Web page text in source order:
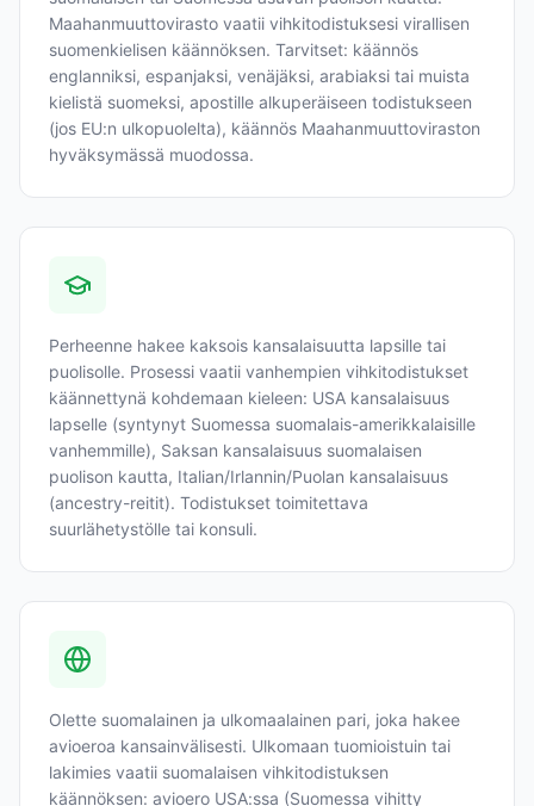
Maahanmuuttovirasto vaatii vihkitodistuksesi virallisen
suomenkielisen käännöksen. Tarvitset: käännös
englanniksi, espanjaksi, venäjäksi, arabiaksi tai muista
kielistä suomeksi, apostille alkuperäiseen todistukseen
(jos EU:n ulkopuolelta), käännös Maahanmuuttoviraston
hyväksymässä muodossa.
Perheenne hakee kaksois kansalaisuutta lapsille tai
puolisolle. Prosessi vaatii vanhempien vihkitodistukset
käännettynä kohdemaan kieleen: USA kansalaisuus
lapselle (syntynyt Suomessa suomalais-amerikkalaisille
vanhemmille), Saksan kansalaisuus suomalaisen
puolison kautta, Italian/Irlannin/Puolan kansalaisuus
(ancestry-reitit). Todistukset toimitettava
suurlähetystölle tai konsuli.
Olette suomalainen ja ulkomaalainen pari, joka hakee
avioeroa kansainvälisesti. Ulkomaan tuomioistuin tai
lakimies vaatii suomalaisen vihkitodistuksen
käännöksen: avioero USA:ssa (Suomessa vihitty